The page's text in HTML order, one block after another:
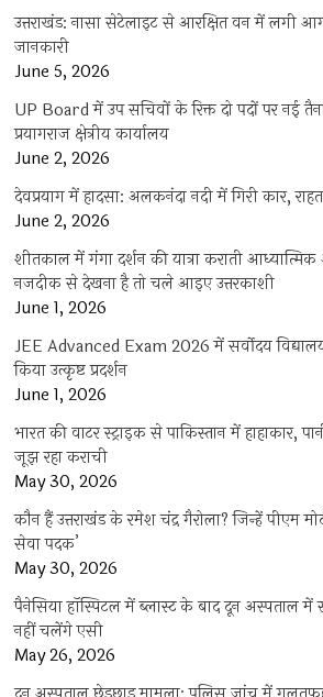
उत्तराखंड: नासा सेटेलाइट से आरक्षित वन में लगी
जानकारी
June 5, 2026
UP Board में उप सचिवों के रिक्त दो पदों पर नई
प्रयागराज क्षेत्रीय कार्यालय
June 2, 2026
देवप्रयाग में हादसा: अलकनंदा नदी में गिरी कार,
June 2, 2026
शीतकाल में गंगा दर्शन की यात्रा कराती
नजदीक से देखना है तो चले आइए उत्तरकाशी
June 1, 2026
JEE Advanced Exam 2026 में सर्वोदय
किया उत्कृष्ट प्रदर्शन
June 1, 2026
भारत की वाटर स्ट्राइक से पाकिस्तान में हाहाकार,
जूझ रहा कराची
May 30, 2026
कौन हैं उत्तराखंड के रमेश चंद्र गैरोला? जिन्हें पीएम मोदी
सेवा पदक’
May 30, 2026
पैनेसिया हॉस्पिटल में ब्लास्ट के बाद दून अस्पताल में
नहीं चलेंगे एसी
May 26, 2026